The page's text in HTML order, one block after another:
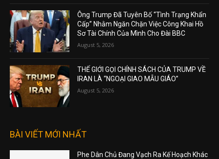
Ông Trump Đã Tuyên Bố “Tình Trạng Khẩn
Cấp” Nhằm Ngăn Chặn Việc Công Khai Hồ
Sơ Tài Chính Của Mình Cho Đài BBC
August 5, 2026
THẾ GIỚI GỌI CHÍNH SÁCH CỦA TRUMP VỀ
IRAN LÀ “NGOẠI GIAO MẪU GIÁO”
August 5, 2026
BÀI VIẾT MỚI NHẤT
Phe Dân Chủ Đang Vạch Ra Kế Hoạch Khác